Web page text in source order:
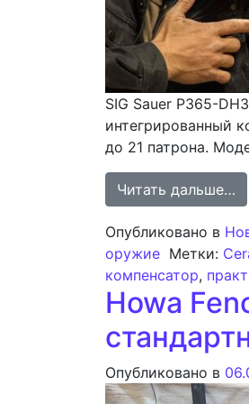
SIG Sauer P365-
интегрированный
до 21 патрона.
Читать дальше…
Опубликовано в
оружие Метки:
компенсатор,
Howa
Опубликовано в